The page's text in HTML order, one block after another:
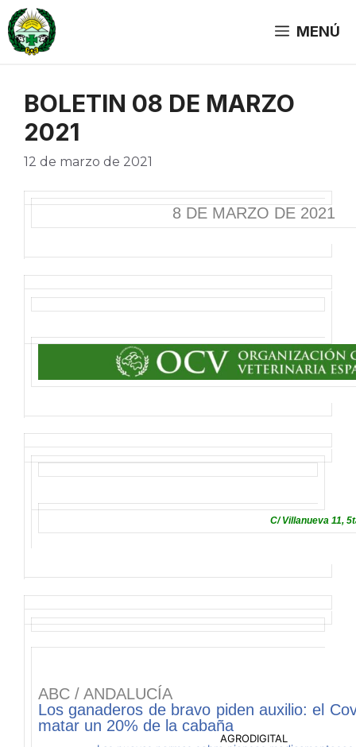
Saltar
al
contenido
MENÚ
BOLETIN 08 DE MARZO
2021
12 de marzo de 2021
8 DE MARZO DE 2021
C/ Villanueva 11,
ABC / ANDALUCÍA
Los ganaderos de bravo piden auxilio: el
matar un 20% de la cabaña
AGRODIGITAL